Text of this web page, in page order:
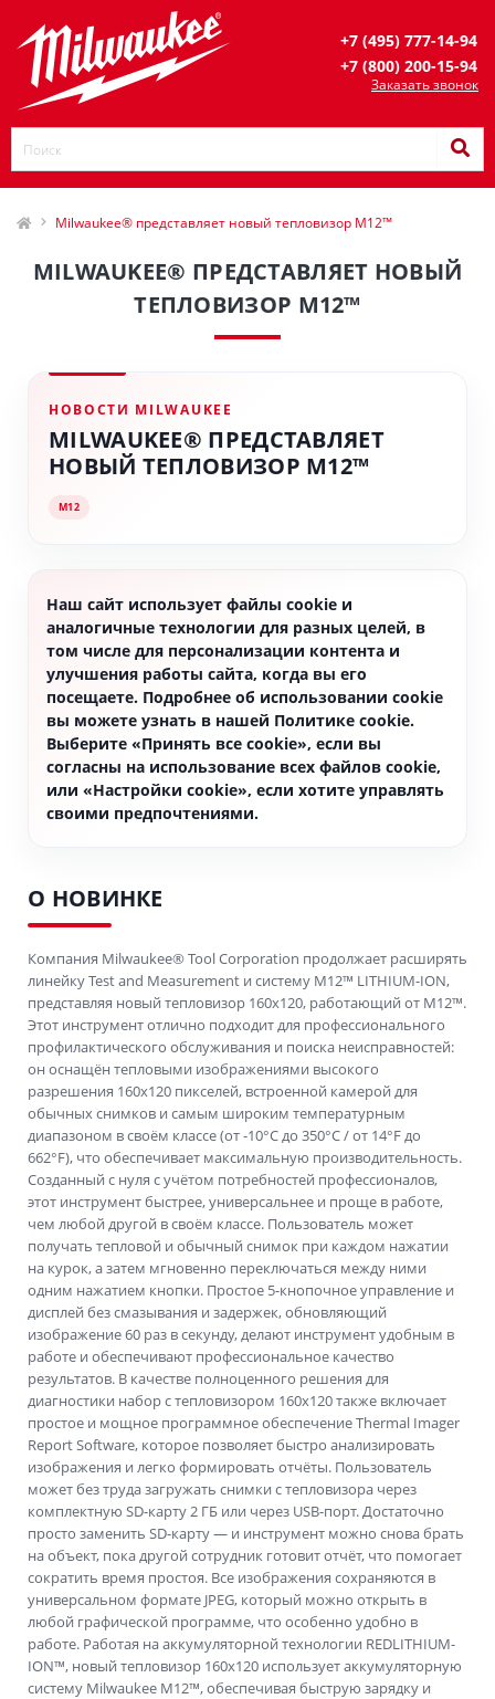
+7 (495) 777-14-94
+7 (800) 200-15-94
Заказать звонок
Milwaukee® представляет новый тепловизор M12™
MILWAUKEE® ПРЕДСТАВЛЯЕТ НОВЫЙ
ТЕПЛОВИЗОР M12™
НОВОСТИ MILWAUKEE
MILWAUKEE® ПРЕДСТАВЛЯЕТ
НОВЫЙ ТЕПЛОВИЗОР M12™
M12
Наш сайт использует файлы cookie и
аналогичные технологии для разных целей, в
том числе для персонализации контента и
улучшения работы сайта, когда вы его
посещаете. Подробнее об использовании cookie
вы можете узнать в нашей Политике cookie.
Выберите «Принять все cookie», если вы
согласны на использование всех файлов cookie,
или «Настройки cookie», если хотите управлять
своими предпочтениями.
О НОВИНКЕ
Компания Milwaukee® Tool Corporation продолжает расширять
линейку Test and Measurement и систему M12™ LITHIUM-ION,
представляя новый тепловизор 160x120, работающий от M12™.
Этот инструмент отлично подходит для профессионального
профилактического обслуживания и поиска неисправностей:
он оснащён тепловыми изображениями высокого
разрешения 160x120 пикселей, встроенной камерой для
обычных снимков и самым широким температурным
диапазоном в своём классе (от -10°C до 350°C / от 14°F до
662°F), что обеспечивает максимальную производительность.
Созданный с нуля с учётом потребностей профессионалов,
этот инструмент быстрее, универсальнее и проще в работе,
чем любой другой в своём классе. Пользователь может
получать тепловой и обычный снимок при каждом нажатии
на курок, а затем мгновенно переключаться между ними
одним нажатием кнопки. Простое 5-кнопочное управление и
дисплей без смазывания и задержек, обновляющий
изображение 60 раз в секунду, делают инструмент удобным в
работе и обеспечивают профессиональное качество
результатов. В качестве полноценного решения для
диагностики набор с тепловизором 160x120 также включает
простое и мощное программное обеспечение Thermal Imager
Report Software, которое позволяет быстро анализировать
изображения и легко формировать отчёты. Пользователь
может без труда загружать снимки с тепловизора через
комплектную SD-карту 2 ГБ или через USB-порт. Достаточно
просто заменить SD-карту — и инструмент можно снова брать
на объект, пока другой сотрудник готовит отчёт, что помогает
сократить время простоя. Все изображения сохраняются в
универсальном формате JPEG, который можно открыть в
любой графической программе, что особенно удобно в
работе. Работая на аккумуляторной технологии REDLITHIUM-
ION™, новый тепловизор 160x120 использует аккумуляторную
систему Milwaukee M12™, обеспечивая быструю зарядку и